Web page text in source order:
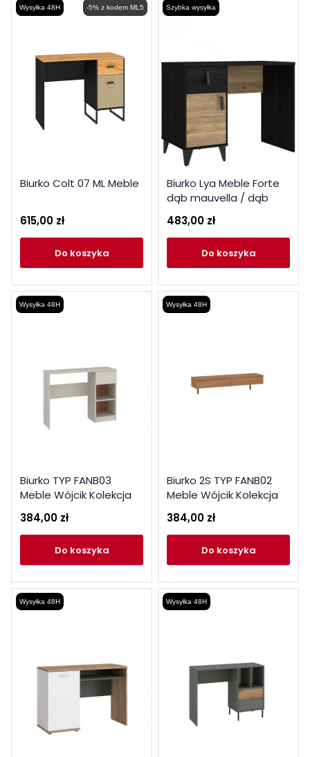
-5% z kodem ML5
Wysyłka 48H
Biurko Colt 07 ML Meble
615,00 zł
do koszyka
Szybka wysyłka
Biurko Lya Meble Forte
dąb mauvella / dąb
483,00 zł
do koszyka
Wysyłka 48H
Biurko TYP FANB03
Meble Wójcik Kolekcja
384,00 zł
do koszyka
Wysyłka 48H
Biurko 2S TYP FANB02
Meble Wójcik Kolekcja
384,00 zł
do koszyka
Wysyłka 48H Wysyłka 48H